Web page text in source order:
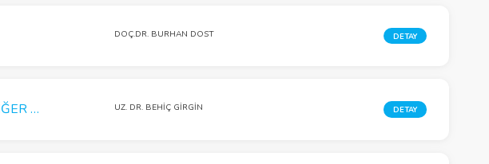
DOÇ.DR. BURHAN DOST DETAY
ULUSAL VE ULUSLARARASI VERİLER EŞLİĞİNDE KARACİĞER NAKLİNİN PERİOPERATİF MONİTÖRİZASYONU ve HEMODİNAMİK YÖNETİMİ UZ. DR. BEHİÇ GİRGİN DETAY